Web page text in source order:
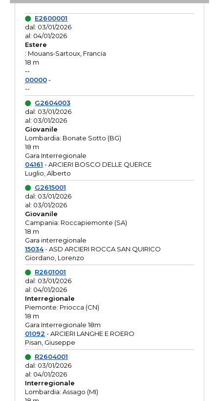
E2600001
dal: 03/01/2026
al: 04/01/2026
Estere
: Mouans-Sartoux, Francia
18 m
--
00000-
--
G2604003
dal: 03/01/2026
al: 03/01/2026
Giovanile
Lombardia: Bonate Sotto (BG)
18 m
Gara Interregionale
04161 - ARCIERI BOSCO DELLE QUERCE
Luglio, Alberto
G2615001
dal: 03/01/2026
al: 03/01/2026
Giovanile
Campania: Roccapiemonte (SA)
18 m
Gara interregionale
15034- ASD ARCIERI ROCCA SAN QUIRICO
Giordano, Lorenzo
R2601001
dal: 03/01/2026
al: 04/01/2026
Interregionale
Piemonte: Priocca (CN)
18 m
Gara Interregionale 18m
01092 - ARCIERI LANGHE E ROERO
Pisan, Giuseppe
R2604001
dal: 03/01/2026
al: 04/01/2026
Interregionale
Lombardia: Assago (MI)